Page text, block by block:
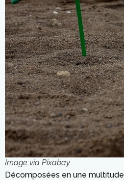
Image via Pixabay
Décomposées en une